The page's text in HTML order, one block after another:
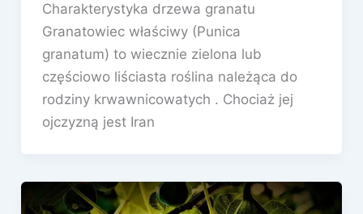
Charakterystyka drzewa granatu
Granatowiec właściwy (Punica
granatum) to wiecznie zielona lub
częściowo liściasta roślina należąca do
rodziny krwawnicowatych . Chociaż jej
ojczyzną jest Iran